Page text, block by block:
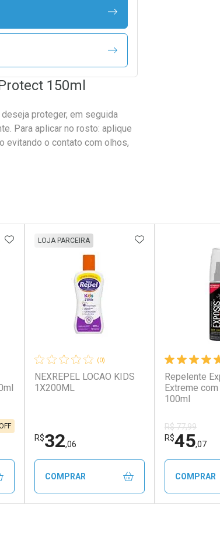
150ml
proteger, em seguida
Para aplicar no rosto: aplique
evitando o contato com olhos,
ADICIONAR AOS FAVORITOS
(0)
NEXREPEL LOCAO KIDS
1X200ML
LOJA PARCEIRA
R$32,06
ADICIONAR AOS
COMPRAR
Repelente
Extreme
100ml
R$ 77,99
R$45,07
COMPRAR